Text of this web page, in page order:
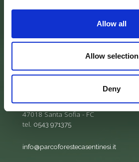
Allow all
Allow selection
Deny
SEDE DELL’ENTE PARCO
via Guido Brocchi, 7
SEDE DELLA COMUNITA’
47018 Santa Sofia - FC
tel. 0543 971375
info@parcoforestecasentinesi.it